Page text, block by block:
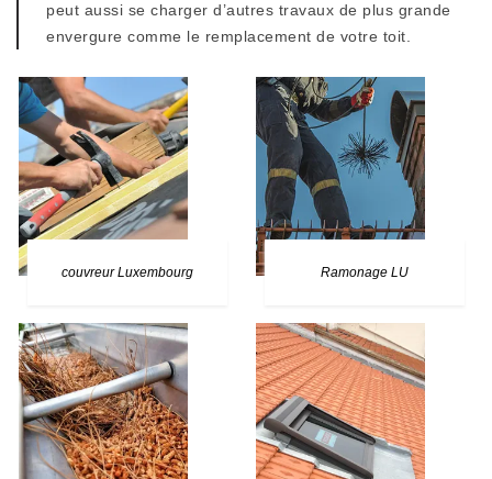
peut aussi se charger d’autres travaux de plus grande
envergure comme le remplacement de votre toit.
couvreur Luxembourg Ramonage LU